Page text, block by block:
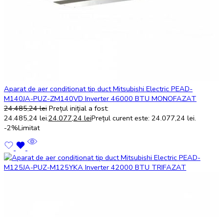
Aparat de aer conditionat tip duct Mitsubishi Electric PEAD-
M140JA-PUZ-ZM140VD Inverter 46000 BTU MONOFAZAT
24.485,24lei Prețul inițial a fost:
24.485,24 lei.24.077,24 leiPrețul curent este: 24.077,24 lei.
-2%Limitat